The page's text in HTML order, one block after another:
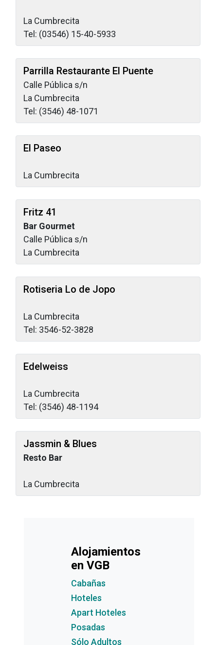
La Cumbrecita
Tel: (03546) 15-40-5933
Parrilla Restaurante El Puente
Calle Pública s/n
La Cumbrecita
Tel: (3546) 48-1071
El Paseo
La Cumbrecita
Fritz 41
Bar Gourmet
Calle Pública s/n
La Cumbrecita
Rotiseria Lo de Jopo
La Cumbrecita
Tel: 3546-52-3828
Edelweiss
La Cumbrecita
Tel: (3546) 48-1194
Jassmin & Blues
Resto Bar
La Cumbrecita
Alojamientos
en VGB
Cabañas
Hoteles
Apart Hoteles
Posadas
Sólo Adultos